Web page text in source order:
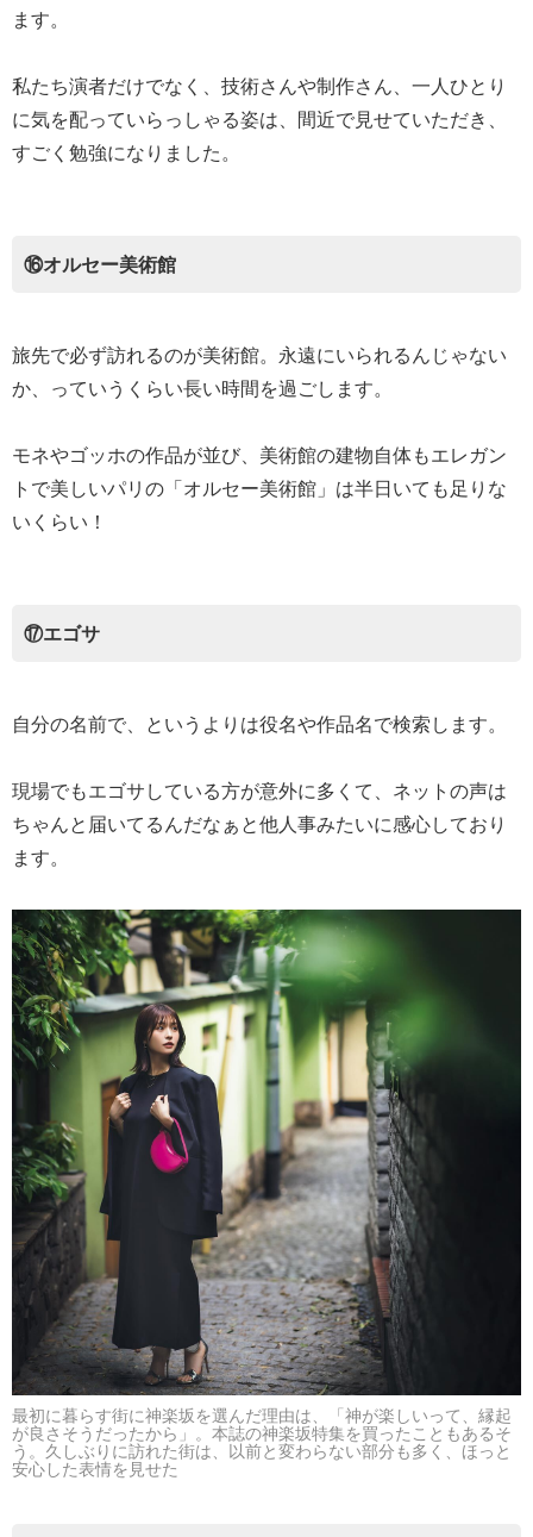
ます。
私たち演者だけでなく、技術さんや制作さん、一人ひとり
に気を配っていらっしゃる姿は、間近で見せていただき、
すごく勉強になりました。
⑯オルセー美術館
旅先で必ず訪れるのが美術館。永遠にいられるんじゃない
か、っていうくらい長い時間を過ごします。
モネやゴッホの作品が並び、美術館の建物自体もエレガン
トで美しいパリの「オルセー美術館」は半日いても足りな
いくらい！
⑰エゴサ
自分の名前で、というよりは役名や作品名で検索します。
現場でもエゴサしている方が意外に多くて、ネットの声は
ちゃんと届いてるんだなぁと他人事みたいに感心しており
ます。
最初に暮らす街に神楽坂を選んだ理由は、「神が楽しいって、縁起
が良さそうだったから」。本誌の神楽坂特集を買ったこともあるそ
う。久しぶりに訪れた街は、以前と変わらない部分も多く、ほっと
安心した表情を見せた